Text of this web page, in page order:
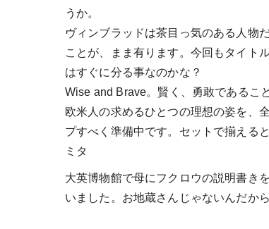
うか。
ヴィンブラッドは茶目っ気のある人物
ことが、まま有ります。今回もタイト
はすぐに分る事なのかな？
Wise and Brave。賢く、勇敢であること
欧米人の求めるひとつの理想の姿を、
プすべく準備中です。セットで揃える
ミタ
大英博物館で母にフクロウの説明書き
いました。お地蔵さんじゃないんだから